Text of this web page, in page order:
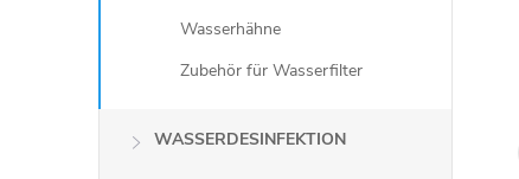
Wasserhähne
Zubehör für Wasserfilter
WASSERDESINFEKTION